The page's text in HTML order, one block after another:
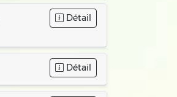
Détail
Détail